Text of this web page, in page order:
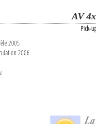
AV
Pick-
2005
2006